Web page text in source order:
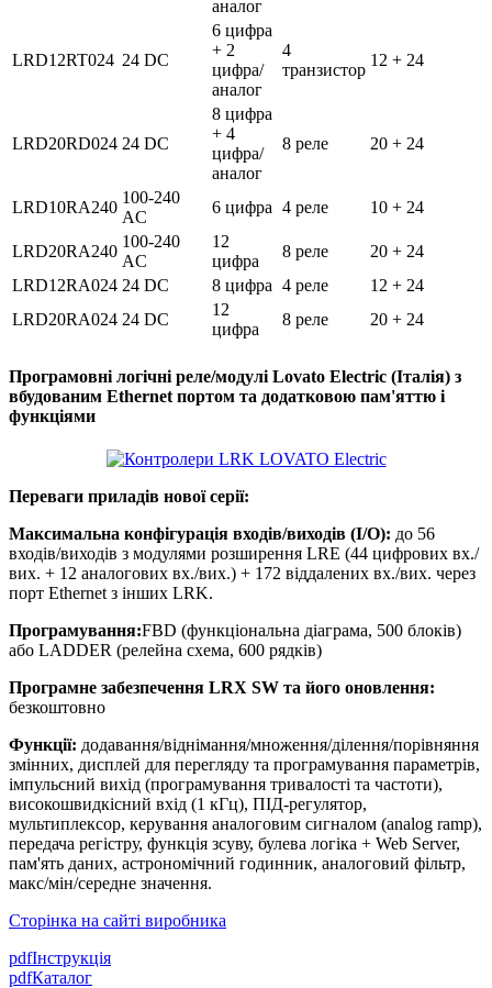
аналог
LRD12RT024 24 DC
6 цифра
+ 2
цифра/
аналог
4
транзистор
12 + 24
LRD20RD024 24 DC
8 цифра
+ 4
цифра/
аналог
8 реле 20 + 24
LRD10RA240
100-240
AC
6 цифра 4 реле 10 + 24
LRD20RA240
100-240
AC
12
цифра
8 реле
20 + 24
LRD12RA024 24 DC 8 цифра 4 реле
12 + 24
LRD20RA024 24 DC
12
цифра
8 реле 20 + 24
Програмовні логічні реле/модулі Lovato Electric (Італія) з
вбудованим Ethernet портом та додатковою пам'яттю і
функціями
Переваги приладів нової серії:
Максимальна конфігурація входів/виходів (І/О): до 56
входів/виходів з модулями розширення LRE (44 цифрових вх./
вих. + 12 аналогових вх./вих.) + 172 віддалених вх./вих. через
порт Ethernet з інших LRK.
Програмування:FBD (функціональна діаграма, 500 блоків)
або LADDER (релейна схема, 600 рядків)
Програмне забезпечення LRX SW та його оновлення:
безкоштовно
Функції: додавання/віднімання/множення/ділення/порівняння
змінних, дисплей для перегляду та програмування параметрів,
імпульсний вихід (програмування тривалості та частоти),
високошвидкісний вхід (1 кГц), ПІД-регулятор,
мультиплексор, керування аналоговим сигналом (analog ramp),
передача регістру, функція зсуву, булева логіка + Web Server,
пам'ять даних, астрономічний годинник, аналоговий фільтр,
макс/мін/середне значення.
Сторінка на сайті виробника
pdfІнструкція
pdfКаталог